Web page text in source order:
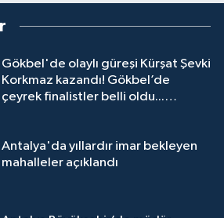
Gökbel'de olaylı güreşi Kürşat Şevki
Korkmaz kazandı! Gökbel’de
çeyrek finalistler belli oldu...
Antalya'da yıllardır imar bekleyen
mahalleler açıklandı